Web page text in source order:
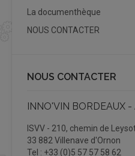
La documenthèque
NOUS CONTACTER
NOUS CONTACTER
INNO'VIN BORDEAUX
ISVV - 210, chemin de
33 882 Villenave d'Ornon
Tel : +33 (0)5 57 57 58 62